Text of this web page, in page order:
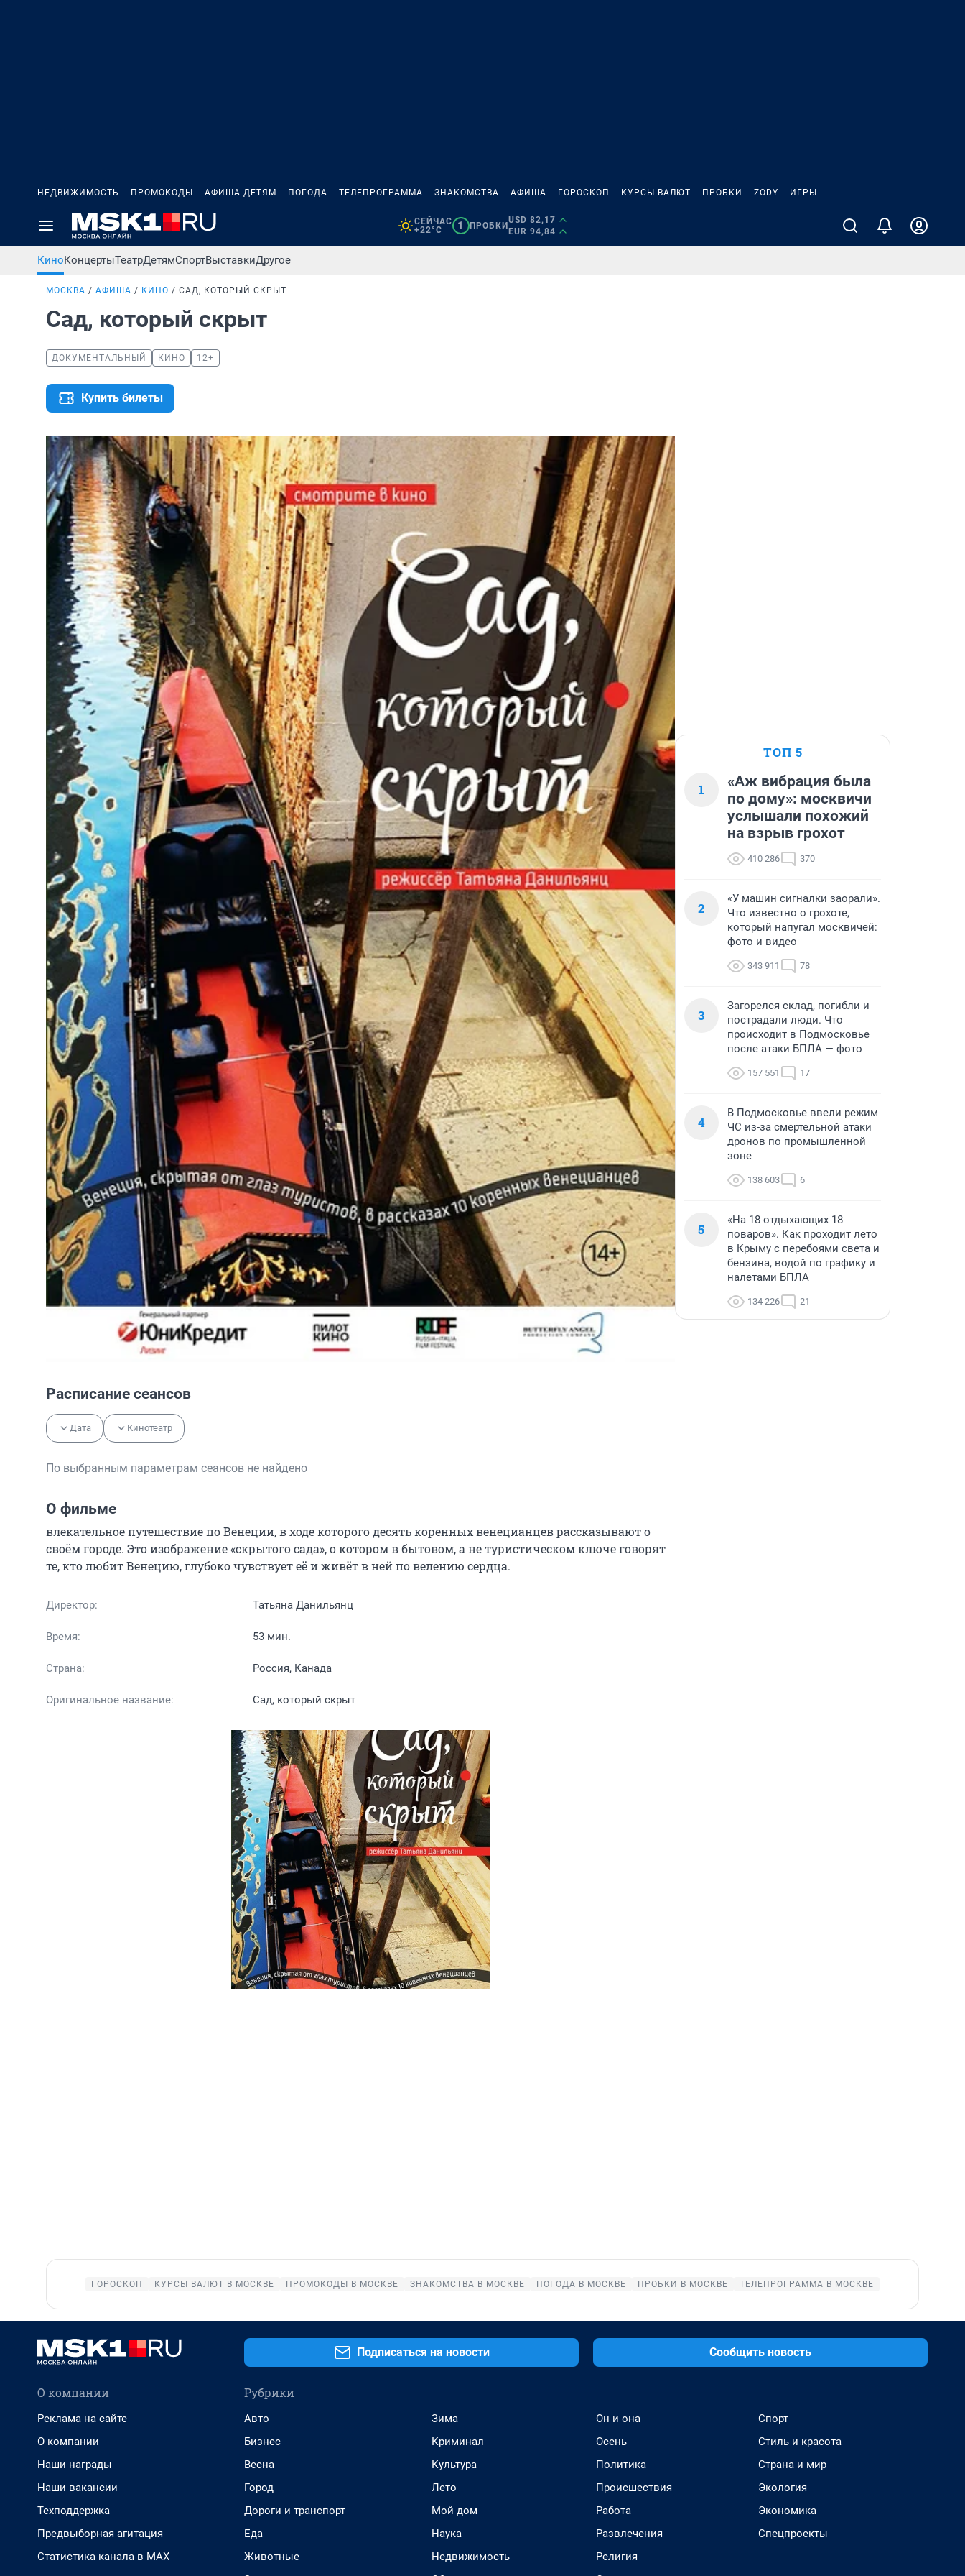
НЕДВИЖИМОСТЬ ПРОМОКОДЫ АФИША ДЕТЯМ ПОГОДА ТЕЛЕПРОГРАММА ЗНАКОМСТВА АФИША ГОРОСКОП КУРСЫ ВАЛЮТ ПРОБКИ ZODY ИГРЫ
СЕЙЧАС
+22°C
1 ПРОБКИ
USD 82,17
EUR 94,84
КиноКонцертыТеатрДетямСпортВыставкиДругое
МОСКВА АФИША КИНО САД, КОТОРЫЙ СКРЫТ
Сад, который скрыт
ДОКУМЕНТАЛЬНЫЙ КИНО 12+
Купить билеты
Расписание сеансов
Дата Кинотеатр
По выбранным параметрам сеансов не найдено
О фильме
влекательное путешествие по Венеции, в ходе которого десять коренных венецианцев рассказывают о
своём городе. Это изображение «скрытого сада», о котором в бытовом, а не туристическом ключе говорят
те, кто любит Венецию, глубоко чувствует её и живёт в ней по велению сердца.
Директор: Татьяна Данильянц
Время: 53 мин.
Страна: Россия, Канада
Оригинальное название: Сад, который скрыт
ТОП 5
1
«Аж вибрация была
по дому»: москвичи
услышали похожий
на взрыв грохот
410 286 370
2
«У машин сигналки заорали».
Что известно о грохоте,
который напугал москвичей:
фото и видео
343 911 78
3
Загорелся склад, погибли и
пострадали люди. Что
происходит в Подмосковье
после атаки БПЛА — фото
157 551 17
4
В Подмосковье ввели режим
ЧС из-за смертельной атаки
дронов по промышленной
зоне
138 603 6
5
«На 18 отдыхающих 18
поваров». Как проходит лето
в Крыму с перебоями света и
бензина, водой по графику и
налетами БПЛА
134 226 21
ГОРОСКОП КУРСЫ ВАЛЮТ В МОСКВЕ ПРОМОКОДЫ В МОСКВЕ ЗНАКОМСТВА В МОСКВЕ ПОГОДА В МОСКВЕ ПРОБКИ В МОСКВЕ ТЕЛЕПРОГРАММА В МОСКВЕ
Подписаться на новости Сообщить новость
О компании
Реклама на сайте
О компании
Наши награды
Наши вакансии
Техподдержка
Предвыборная агитация
Статистика канала в MAX
Рубрики
Авто
Бизнес
Весна
Город
Дороги и транспорт
Еда
Животные
Зима
Криминал
Культура
Лето
Мой дом
Наука
Недвижимость
Он и она
Осень
Политика
Происшествия
Работа
Развлечения
Религия
Спорт
Стиль и красота
Страна и мир
Экология
Экономика
Спецпроекты